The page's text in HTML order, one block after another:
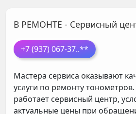
В РЕМОНТЕ - Сервисный
+7 (937) 067-37..**
Мастера сервиса оказывают
услуги по ремонту тонометров.
работает сервисный центр,
актуальные цены при